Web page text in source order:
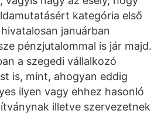
kategória első
januárban
pénzjutalommal is jár majd.
a szegedi vállalkozó
is, mint, ahogyan eddig
ilyen vagy ehhez hasonló
illetve szervezetnek